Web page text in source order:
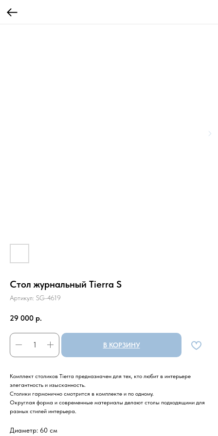
Стол журнальный Tierra S
Артикул: SG-4619
29 000 р.
В КОРЗИНУ
Комплект столиков Tierra предназначен для тех, кто любит в интерьере
элегантность и изысканность.
Столики гармонично смотрится в комплекте и по одному.
Округлая форма и современные материалы делают столы подходящими для
разных стилей интерьера.
Диаметр: 60 см